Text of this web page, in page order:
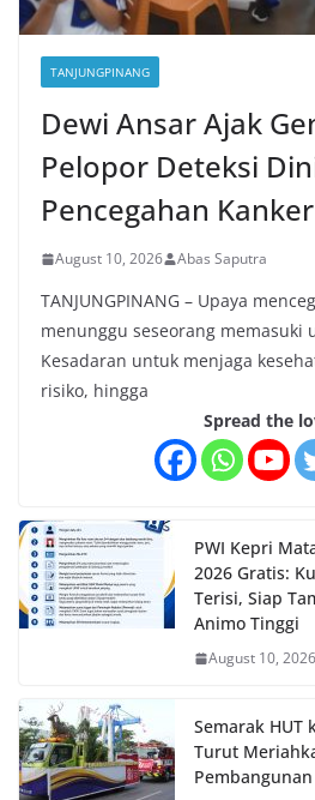
TANJUNGPINANG
Dewi Ansar Ajak
Pelopor Deteksi
Pencegahan Kanker
August 10, 2026 Abas Saputra
TANJUNGPINANG – Upaya
menunggu seseorang memasuki
Kesadaran untuk menjaga
risiko, hingga
Spread the
PWI Kepri
2026 Gratis:
Terisi, Siap
Animo Tinggi
August 10, 2026
Semarak HUT
Turut
Pembangunan